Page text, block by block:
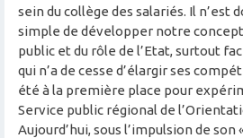
sein du collège des salariés. Il n’est
simple de développer notre
public et du rôle de l’Etat, surtout
qui n’a de cesse d’élargir ses
été à la première place pour
Service public régional de
Aujourd’hui, sous l’impulsion de son